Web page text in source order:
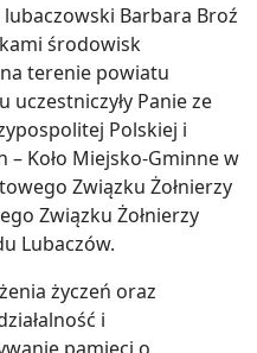
Barbara Broź
środowisk
terenie powiatu
Panie ze
Polskiej i
– Koło Miejsko-Gminne w
Związku Żołnierzy
Związku Żołnierzy
Lubaczów.
życzeń oraz
i
pamięci o